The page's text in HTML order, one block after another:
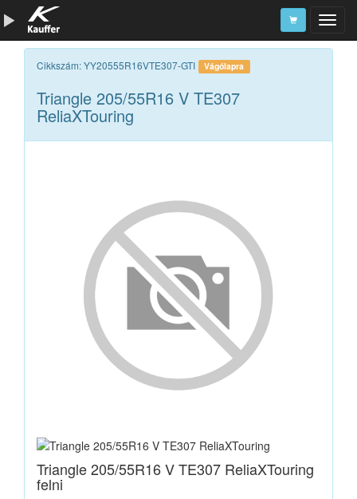
Szerszámkatalógus
Kosár
Alkatrészek
Cikkszám: YY20555R16VTE307-GTI Vágólapra
Triangle 205/55R16 V TE307
ReliaXTouring
Triangle 205/55R16 V TE307 ReliaXTouring
felni